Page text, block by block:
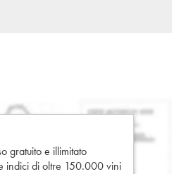
gratuito e illimitato
indici di oltre 150.000 vini